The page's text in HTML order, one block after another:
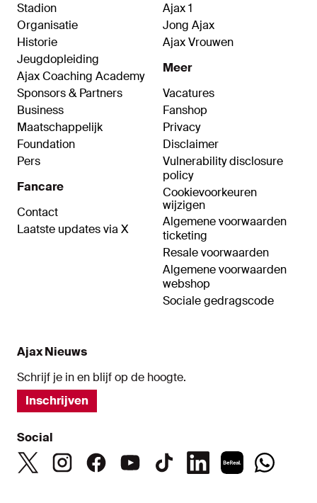
Stadion
Organisatie
Historie
Jeugdopleiding
Ajax Coaching Academy
Sponsors & Partners
Business
Maatschappelijk
Foundation
Pers
Fancare
Contact
Laatste updates via X
Ajax 1
Jong Ajax
Ajax Vrouwen
Meer
Vacatures
Fanshop
Privacy
Disclaimer
Vulnerability disclosure
policy
Cookievoorkeuren
wijzigen
Algemene voorwaarden
ticketing
Resale voorwaarden
Algemene voorwaarden
webshop
Sociale gedragscode
Ajax Nieuws
Schrijf je in en blijf op de hoogte.
Inschrijven
Social